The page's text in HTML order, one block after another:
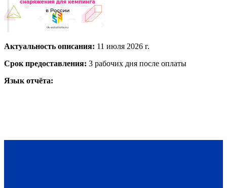
Актуальность описания: 11 июля 2026 г.
Срок предоставления: 3 рабочих дня после оплаты
Язык отчёта: